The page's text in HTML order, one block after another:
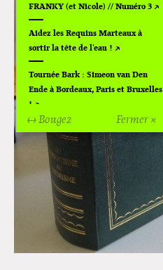
Fermer ×
↔ Bougez
FRANKY (et Nicole) // Numéro 3
Aidez les Requins Marteaux à
sortir la tête de l'eau !
Tournée Bark : Simeon van Den
Ende à Bordeaux, Paris et Bruxelles
!
Off Of Off d'Angoulême 2024
Superette de noël à Pola
L'exposition de Fungirl à
Montpellier !
Lancements de "Ras le bol" de